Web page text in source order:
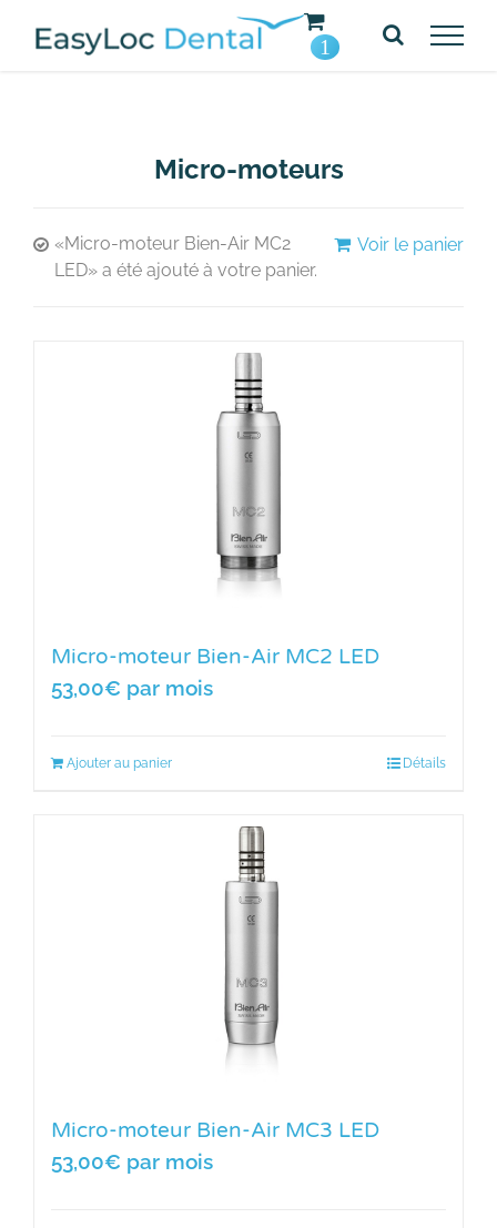
1
Micro-moteurs
Voir le panier
«Micro-moteur Bien-Air MC2
LED» a été ajouté à votre panier.
Micro-moteur Bien-Air MC2 LED
53,00€ par mois
Ajouter au panier Détails
Micro-moteur Bien-Air MC3 LED
53,00€ par mois